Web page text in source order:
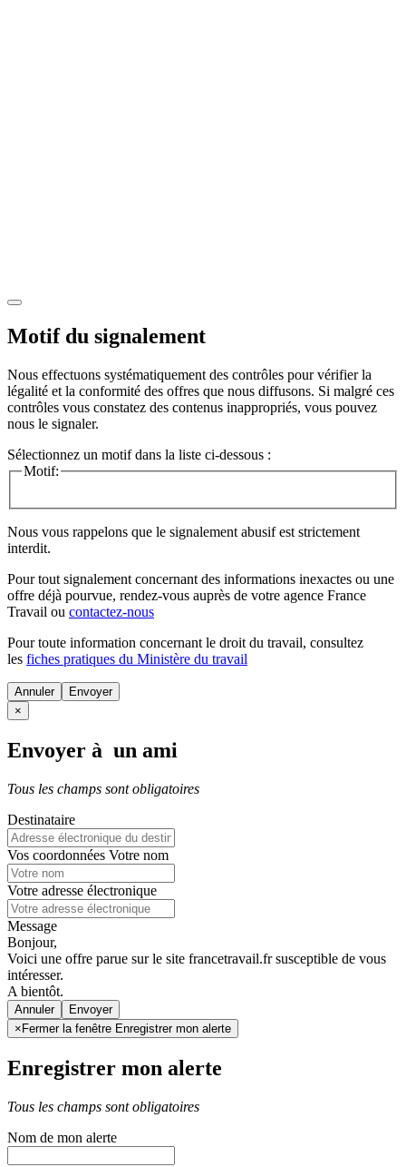
Motif du signalement
Nous effectuons systématiquement des contrôles pour vérifier la
légalité et la conformité des offres que nous diffusons. Si malgré ces
contrôles vous constatez des contenus inappropriés, vous pouvez
nous le signaler.
Sélectionnez un motif dans la liste ci-dessous :
Motif:
Nous vous rappelons que le signalement abusif est strictement
interdit.
Pour tout signalement concernant des informations inexactes ou une
offre déjà pourvue, rendez-vous auprès de votre agence France
Travail ou contactez-nous
Pour toute information concernant le droit du travail, consultez
les fiches pratiques du Ministère du travail
Annuler
×
Envoyer à un ami
Tous les champs sont obligatoires
Destinataire
Vos coordonnées Votre nom
Votre adresse électronique
Message
Bonjour,
Voici une offre parue sur le site francetravail.fr susceptible de vous
intéresser.
A bientôt.
Annuler
× Fermer la fenêtre Enregistrer mon alerte
Enregistrer mon alerte
Tous les champs sont obligatoires
Nom de mon alerte